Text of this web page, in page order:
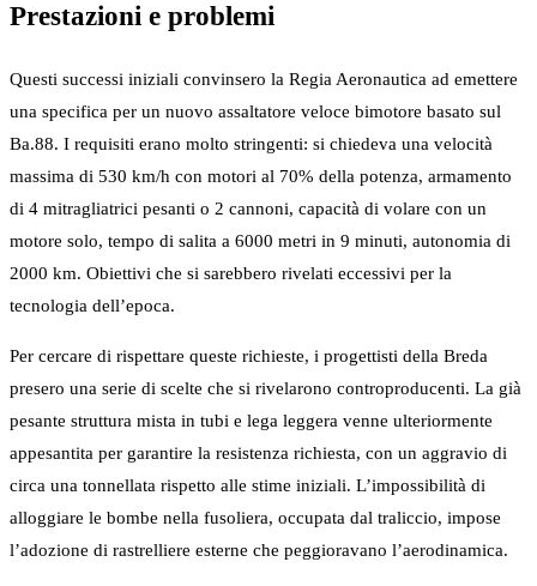
Prestazioni e problemi
Questi successi iniziali convinsero la Regia Aeronautica ad emettere
una specifica per un nuovo assaltatore veloce bimotore basato sul
Ba.88. I requisiti erano molto stringenti: si chiedeva una velocità
massima di 530 km/h con motori al 70% della potenza, armamento
di 4 mitragliatrici pesanti o 2 cannoni, capacità di volare con un
motore solo, tempo di salita a 6000 metri in 9 minuti, autonomia di
2000 km. Obiettivi che si sarebbero rivelati eccessivi per la
tecnologia dell’epoca.
Per cercare di rispettare queste richieste, i progettisti della Breda
presero una serie di scelte che si rivelarono controproducenti. La già
pesante struttura mista in tubi e lega leggera venne ulteriormente
appesantita per garantire la resistenza richiesta, con un aggravio di
circa una tonnellata rispetto alle stime iniziali. L’impossibilità di
alloggiare le bombe nella fusoliera, occupata dal traliccio, impose
l’adozione di rastrelliere esterne che peggioravano l’aerodinamica.